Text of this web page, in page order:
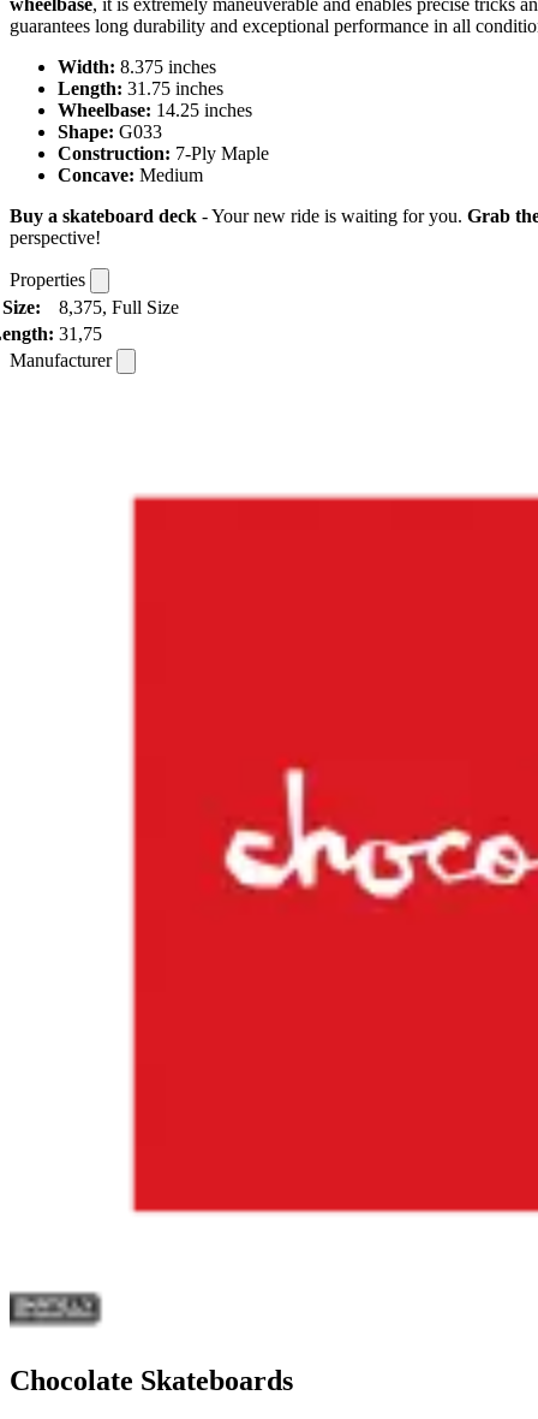
wheelbase, it is extremely maneuverable and enables precise tricks
guarantees long durability and exceptional performance in all
Width: 8.375 inches
Length: 31.75 inches
Wheelbase: 14.25 inches
Shape: G033
Construction: 7-Ply Maple
Concave: Medium
Buy a skateboard deck - Your new ride is waiting for you. Grab
perspective!
Properties
Size:
8,375, Full Size
31,75
Manufacturer
Chocolate Skateboards